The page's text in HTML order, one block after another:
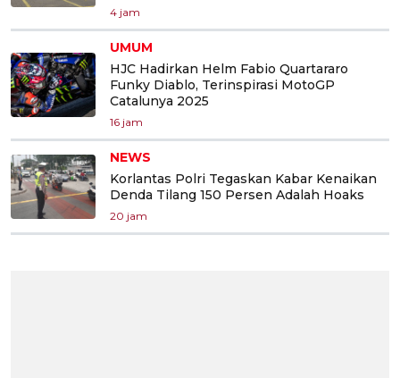
4 jam
UMUM
HJC Hadirkan Helm Fabio Quartararo
Funky Diablo, Terinspirasi MotoGP
Catalunya 2025
16 jam
NEWS
Korlantas Polri Tegaskan Kabar Kenaikan
Denda Tilang 150 Persen Adalah Hoaks
20 jam